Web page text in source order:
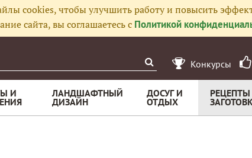
cookies, чтобы улучшить работу и повысить
сайта, вы соглашаетесь с Политикой
Конкурсы
И ЛАНДШАФТНЫЙ
ДИЗАЙН
ДОСУГ И
ОТДЫХ